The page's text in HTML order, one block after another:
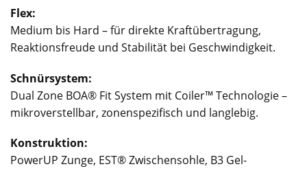
Flex:
Medium bis Hard – für direkte Kraftübertragung,
Reaktionsfreude und Stabilität bei Geschwindigkeit.
Schnürsystem:
Dual Zone BOA® Fit System mit Coiler™ Technologie –
mikroverstellbar, zonenspezifisch und langlebig.
Konstruktion:
PowerUP Zunge, EST® Zwischensohle, B3 Gel-